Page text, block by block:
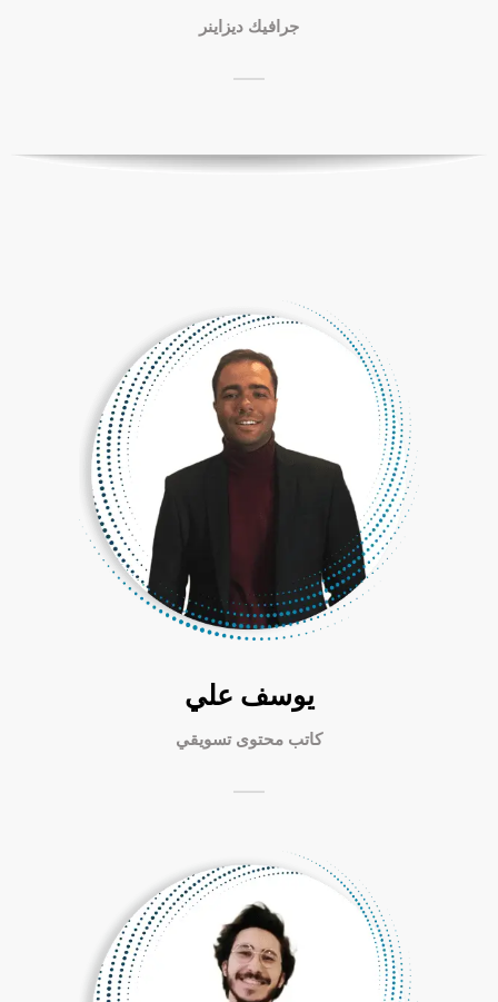
جرافيك ديزاينر
يوسف علي
كاتب محتوى تسويقي